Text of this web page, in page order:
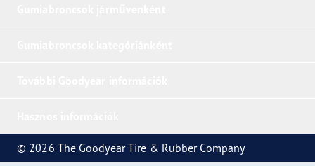
© 2026 The Goodyear Tire & Rubber Company